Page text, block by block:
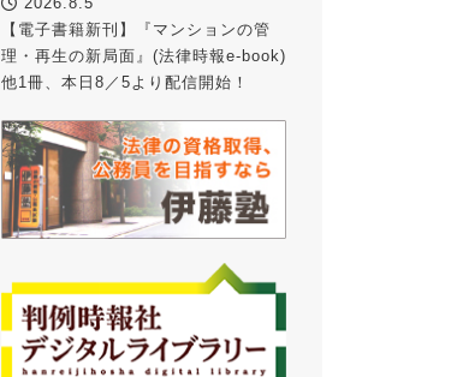
【電子書籍新刊】『マンションの管
理・再生の新局面』(法律時報e-book)
他1冊、本日8／5より配信開始！